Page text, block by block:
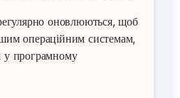
оновлюються, щоб
операційним системам,
у програмному